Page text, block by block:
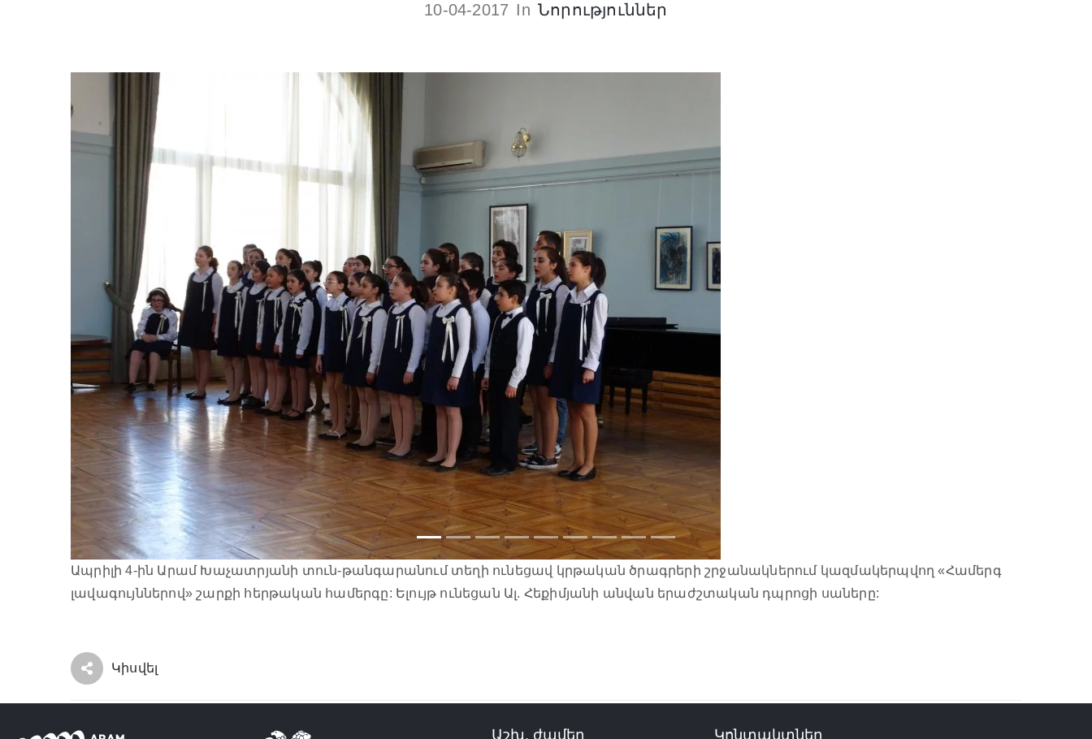
10-04-2017 In Նորություններ
Ապրիլի 4-ին Արամ Խաչատրյանի տուն-թանգարանում տեղի ունեցավ կրթական ծրագրերի շրջանակներում կազմակերպվող «Համերգ
լավագույններով» շարքի հերթական համերգը: Ելույթ ունեցան Ալ. Հեքիմյանի անվան երաժշտական դպրոցի սաները:
Կիսվել
Աշխ. ժամեր Կոնտակտներ